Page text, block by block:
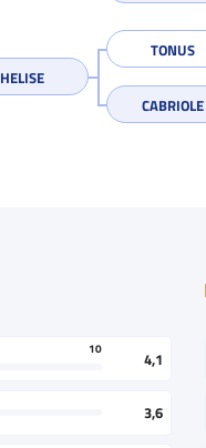
HELISE
TONUS
CABRIOLE
10 4,1
3,6